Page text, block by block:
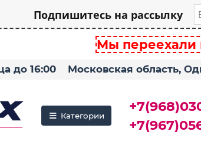
Подпишитесь на рассылку
Мы переехали
до 16:00 Московская область,
Категории